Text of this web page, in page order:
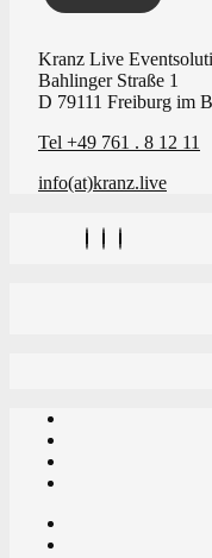
Kranz Live
Bahlinger Straße 1
D 79111 Freiburg im
Tel +49 761 . 8 12 11
info(at)kranz.live